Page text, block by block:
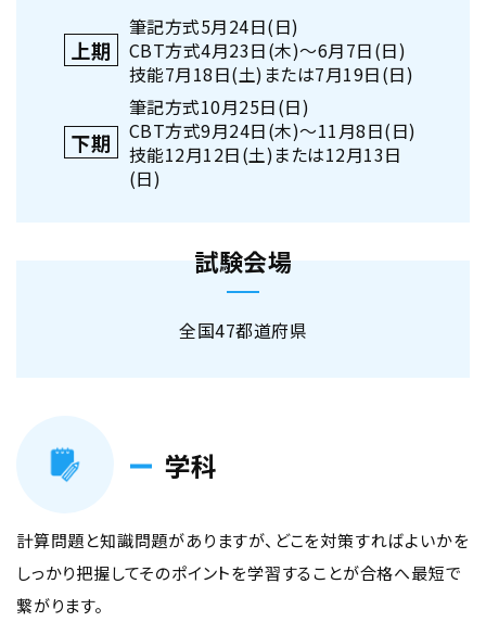
上期
筆記方式5月24日(日)
CBT方式4月23日(木)～6月7日(日)
技能7月18日(土)または7月19日(日)
下期
筆記方式10月25日(日)
CBT方式9月24日(木)～11月8日(日)
技能12月12日(土)または12月13日
(日)
試験会場
全国47都道府県
学科
計算問題と知識問題がありますが、どこを対策すればよいかを
しっかり把握してそのポイントを学習することが合格へ最短で
繋がります。